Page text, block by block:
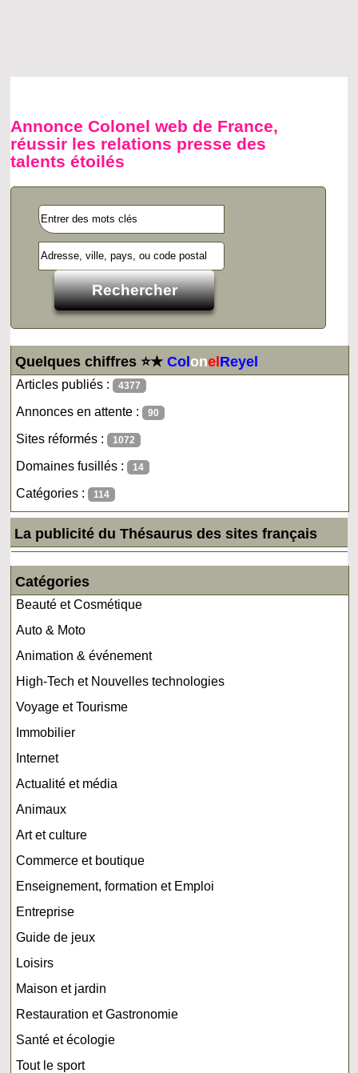
Annonce Colonel web de France,
réussir les relations presse des
talents étoilés
Quelques chiffres ⭐★ColonelReyel
Articles publiés : 4377
Annonces en attente : 90
Sites réformés : 1072
Domaines fusillés : 14
Catégories : 114
La publicité du Thésaurus des sites français
Catégories
Beauté et Cosmétique
Auto & Moto
Animation & événement
High-Tech et Nouvelles technologies
Voyage et Tourisme
Immobilier
Internet
Actualité et média
Animaux
Art et culture
Commerce et boutique
Enseignement, formation et Emploi
Entreprise
Guide de jeux
Loisirs
Maison et jardin
Restauration et Gastronomie
Santé et écologie
Tout le sport